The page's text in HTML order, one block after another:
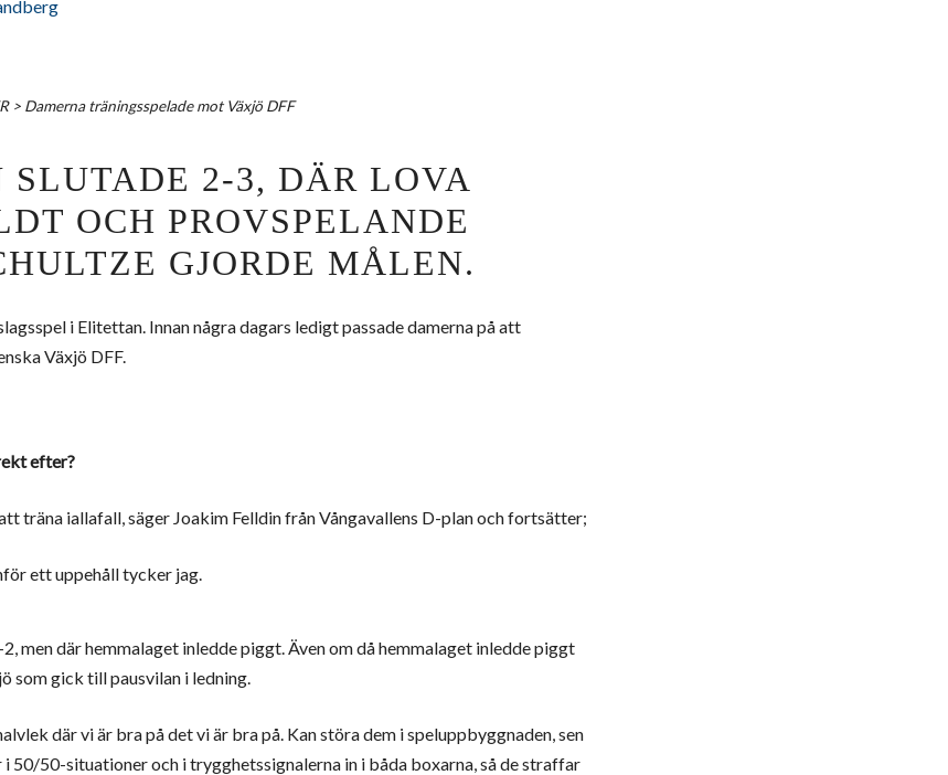
> Damerna träningsspelade mot Växjö DFF
SLUTADE 2-3, DÄR LOVA
OCH PROVSPELANDE
GJORDE MÅLEN.
i Elitettan. Innan några dagars ledigt passade damerna på att
Växjö DFF.
efter?
träna iallafall, säger Joakim Felldin från Vångavallens D-plan och fortsätter;
ett uppehåll tycker jag.
men där hemmalaget inledde piggt. Även om då hemmalaget inledde piggt
som gick till pausvilan i ledning.
där vi är bra på det vi är bra på. Kan störa dem i speluppbyggnaden, sen
50/50-situationer och i trygghetssignalerna in i båda boxarna, så de straffar